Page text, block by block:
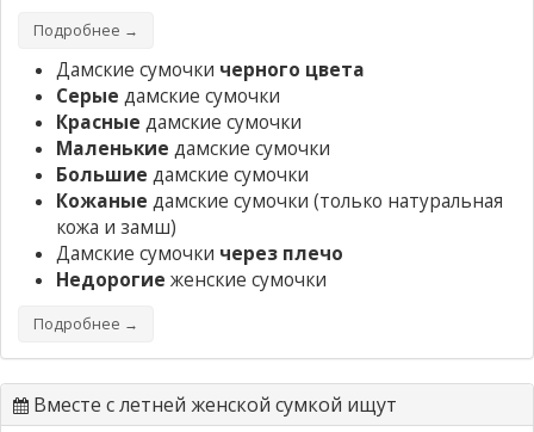
Подробнее →
Дамские сумочки черного цвета
Серые дамские сумочки
Красные дамские сумочки
Маленькие дамские сумочки
Большие дамские сумочки
Кожаные дамские сумочки (только натуральная
кожа и замш)
Дамские сумочки через плечо
Недорогие женские сумочки
Подробнее →
Вместе с летней женской сумкой ищут